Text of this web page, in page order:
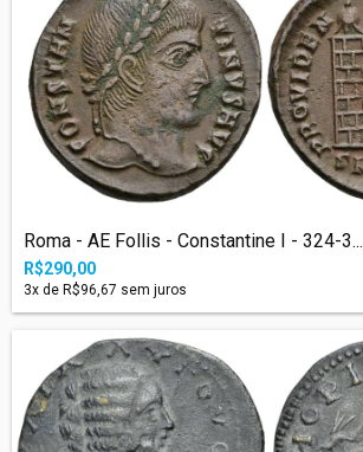
Roma - AE Follis - Constantine I - 324-3...
R$290,00
3x de R$96,67 sem juros